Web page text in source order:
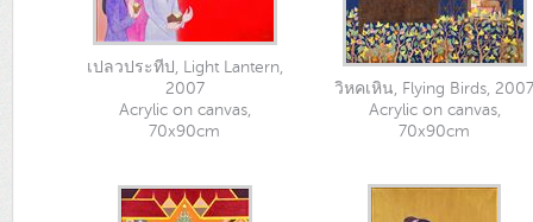
เปลวประทีป, Light Lantern,
2007
Acrylic on canvas,
70x90cm
วิหคเหิน, Flying Birds, 2007
Acrylic on canvas,
70x90cm